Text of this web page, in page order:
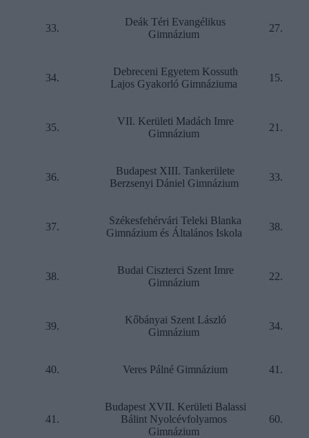
33.
Deák Téri Evangélikus
Gimnázium
27.
34.
Debreceni Egyetem Kossuth
Lajos Gyakorló Gimnáziuma
15.
35.
VII. Kerületi Madách Imre
Gimnázium
21.
36.
Budapest XIII. Tankerülete
Berzsenyi Dániel Gimnázium
33.
37.
Székesfehérvári Teleki Blanka
Gimnázium és Általános Iskola
38.
38.
Budai Ciszterci Szent Imre
Gimnázium
22.
39.
Kőbányai Szent László
Gimnázium
34.
40. Veres Pálné Gimnázium 41.
41.
Budapest XVII. Kerületi Balassi
Bálint Nyolcévfolyamos
Gimnázium
60.